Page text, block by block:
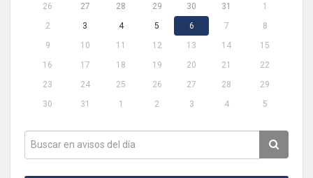
26 27 28 29 30 31
1
2
3 4 5 6 7
8
9
10 11 12 13 14
15
16
17 18 19 20 21
22
23
24 25 26 27 28
29
30
31 1 2 3 4 5